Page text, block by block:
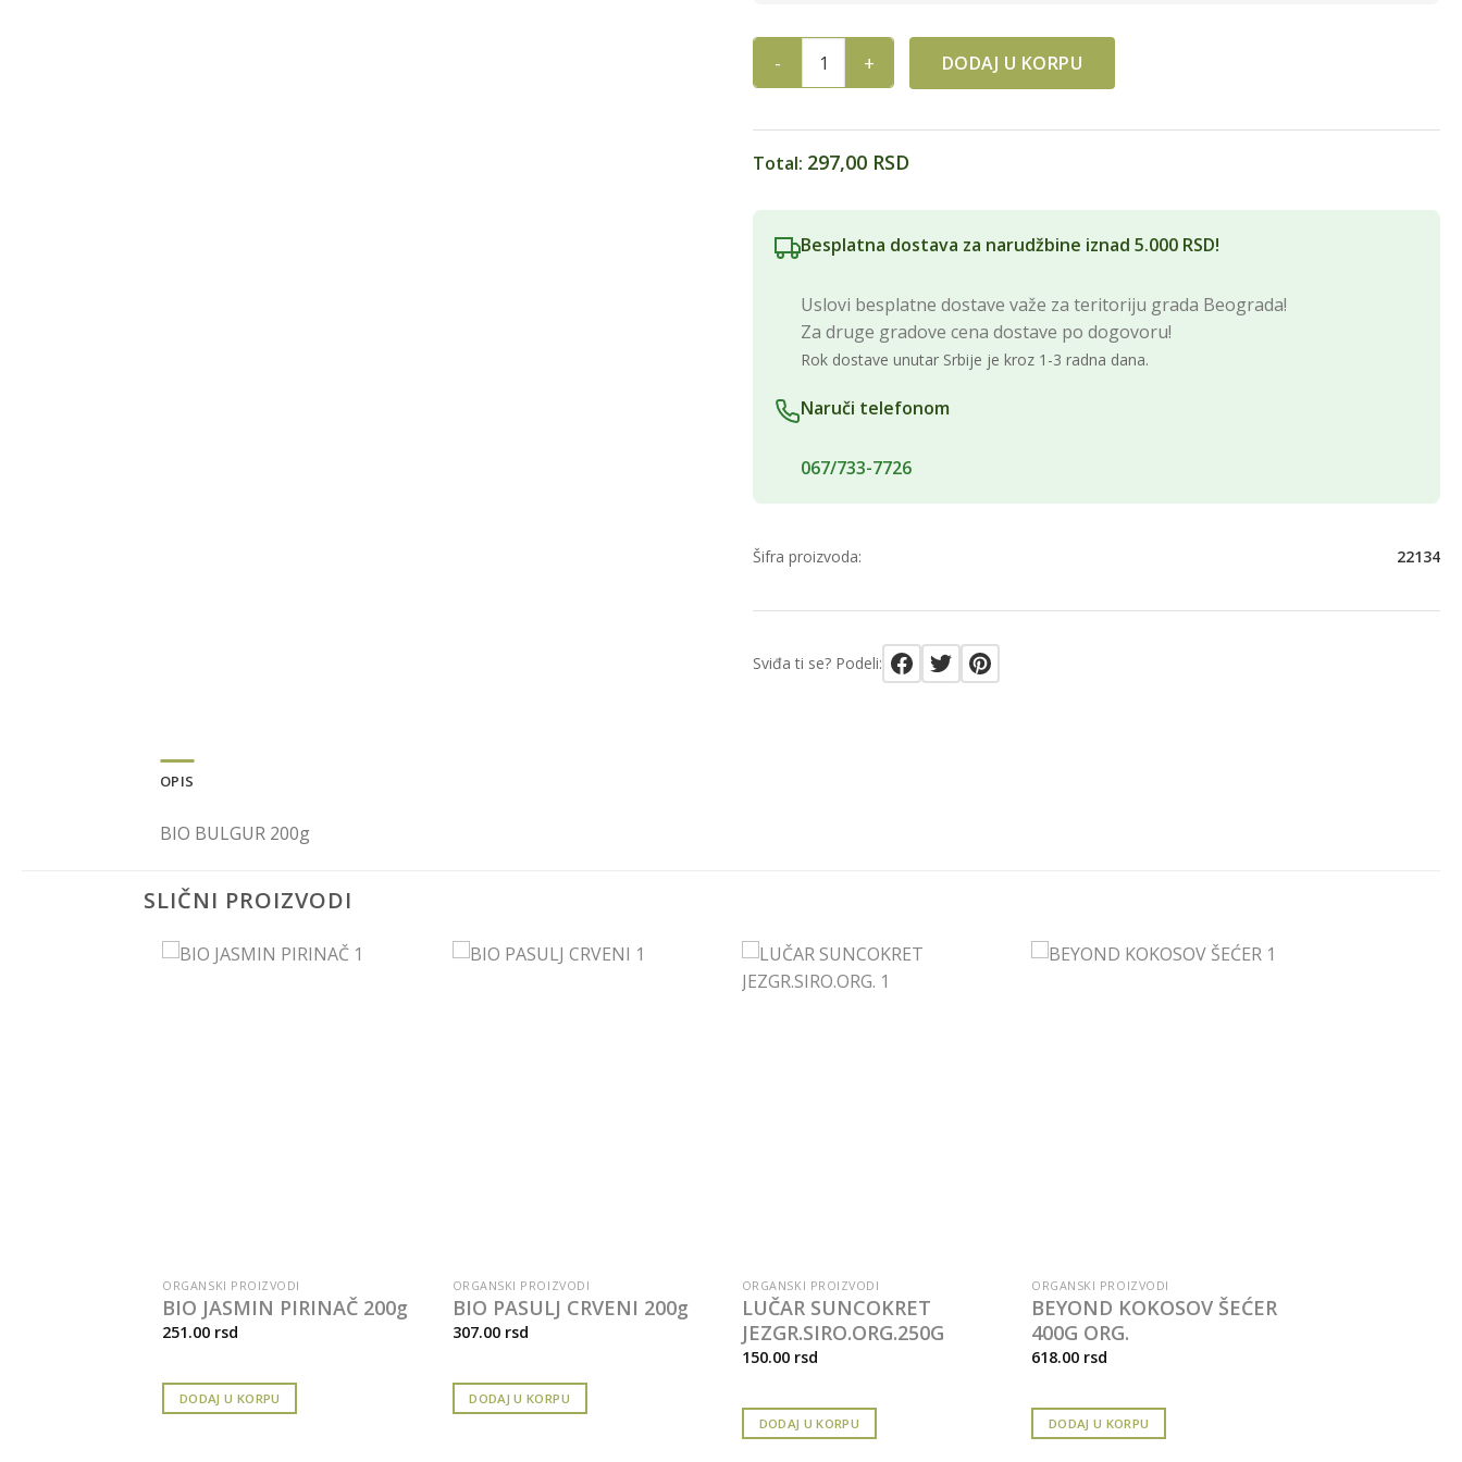
BIO BULGUR 200g quantityDODAJ U KORPU
Total: 297,00 RSD
Besplatna dostava za narudžbine iznad 5.000 RSD!
Uslovi besplatne dostave važe za teritoriju grada Beograda!
Za druge gradove cena dostave po dogovoru!
Rok dostave unutar Srbije je kroz 1-3 radna dana.
Naruči telefonom
067/733-7726
Šifra proizvoda: 22134
Sviđa ti se? Podeli:
OPIS
BIO BULGUR 200g
SLIČNI PROIZVODI
ORGANSKI PROIZVODI
BIO JASMIN PIRINAČ 200g
251.00 rsd
DODAJ U KORPU
ORGANSKI PROIZVODI
BIO PASULJ CRVENI 200g
307.00 rsd
DODAJ U KORPU
ORGANSKI PROIZVODI
LUČAR SUNCOKRET
JEZGR.SIRO.ORG.250G
150.00 rsd
DODAJ U KORPU
ORGANSKI PROIZVODI
BEYOND KOKOSOV ŠEĆER
400G ORG.
618.00 rsd
DODAJ U KORPU